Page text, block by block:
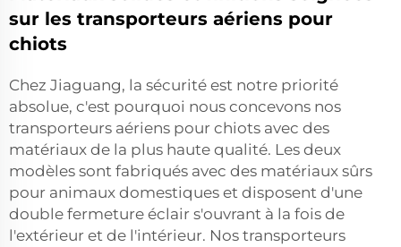
sur les transporteurs aériens pour
chiots
Chez Jiaguang, la sécurité est notre priorité
absolue, c'est pourquoi nous concevons nos
transporteurs aériens pour chiots avec des
matériaux de la plus haute qualité. Les deux
modèles sont fabriqués avec des matériaux sûrs
pour animaux domestiques et disposent d'une
double fermeture éclair s'ouvrant à la fois de
l'extérieur et de l'intérieur. Nos transporteurs